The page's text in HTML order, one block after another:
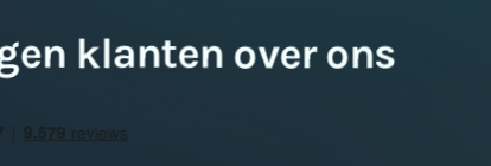
klanten over ons